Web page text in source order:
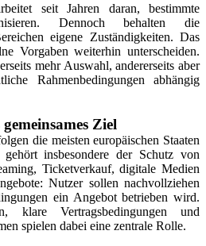
seit Jahren daran, bestimmte
Dennoch behalten die
eigene Zuständigkeiten. Das
Vorgaben weiterhin unterscheiden.
mehr Auswahl, andererseits aber
Rahmenbedingungen abhängig
Ziel
die meisten europäischen Staaten
insbesondere der Schutz von
Ticketverkauf, digitale Medien
Nutzer sollen nachvollziehen
ein Angebot betrieben wird.
klare Vertragsbedingungen und
spielen dabei eine zentrale Rolle.